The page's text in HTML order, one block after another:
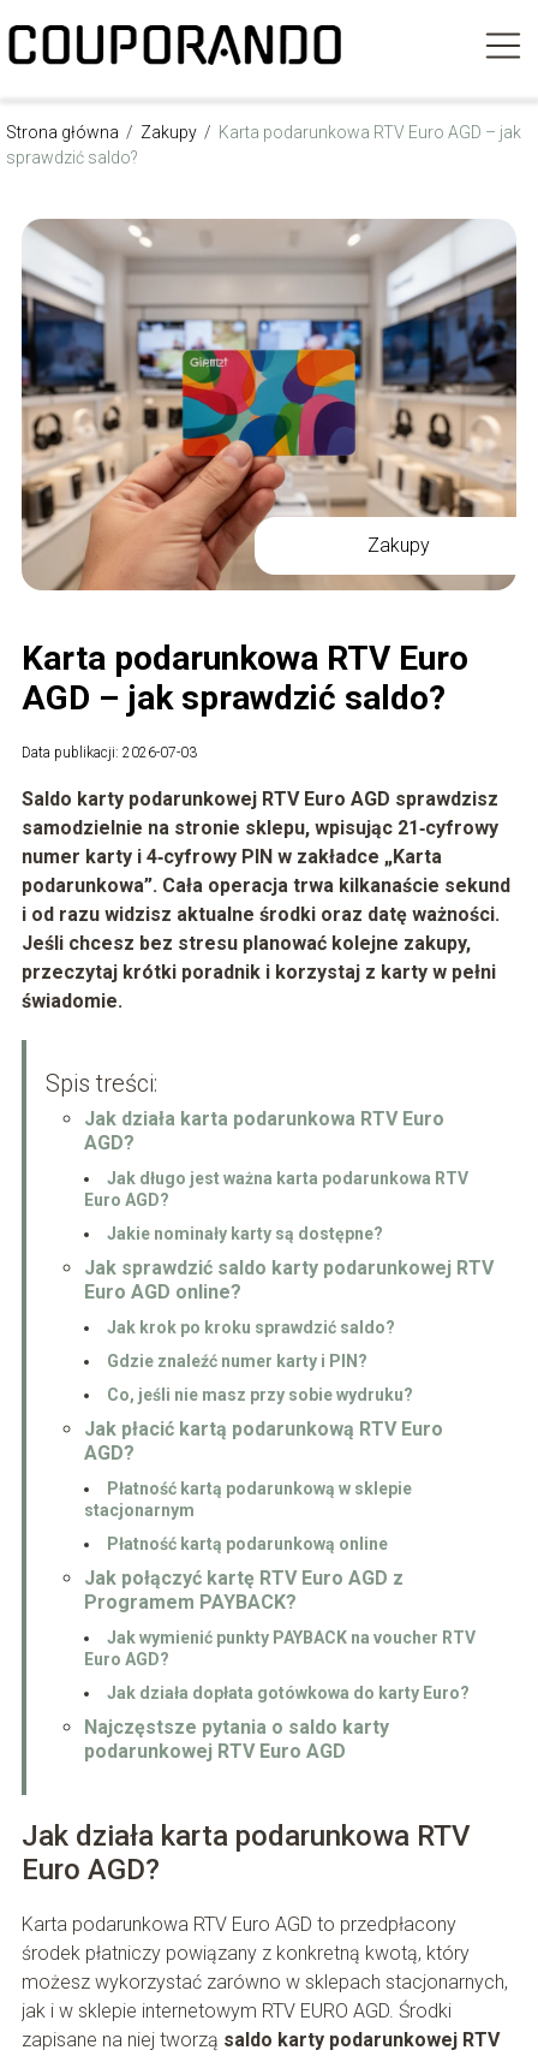
Strona główna / Zakupy / Karta podarunkowa RTV Euro AGD – jak
sprawdzić saldo?
Zakupy
Karta podarunkowa RTV Euro
AGD – jak sprawdzić saldo?
Data publikacji: 2026-07-03
Saldo karty podarunkowej RTV Euro AGD sprawdzisz
samodzielnie na stronie sklepu, wpisując 21‑cyfrowy
numer kartyi 4‑cyfrowy PINw zakładce „Karta
podarunkowa”. Cała operacja trwa kilkanaście sekund
i od razu widzisz aktualne środki oraz datę ważności.
Jeśli chcesz bez stresu planować kolejne zakupy,
przeczytaj krótki poradnik i korzystaj z karty w pełni
świadomie.
Spis treści:
Jak działa karta podarunkowa RTV Euro
AGD?
Jak długo jest ważna karta podarunkowa RTV
Euro AGD?
Jakie nominały karty są dostępne?
Jak sprawdzić saldo karty podarunkowej RTV
Euro AGD online?
Jak krok po kroku sprawdzić saldo?
Gdzie znaleźć numer karty i PIN?
Co, jeśli nie masz przy sobie wydruku?
Jak płacić kartą podarunkową RTV Euro
AGD?
Płatność kartą podarunkową w sklepie
stacjonarnym
Płatność kartą podarunkową online
Jak połączyć kartę RTV Euro AGD z
Programem PAYBACK?
Jak wymienić punkty PAYBACK na voucher RTV
Euro AGD?
Jak działa dopłata gotówkowa do karty Euro?
Najczęstsze pytania o saldo karty
podarunkowej RTV Euro AGD
Jak działa karta podarunkowa RTV
Euro AGD?
Karta podarunkowa RTV Euro AGD to przedpłacony
środek płatniczy powiązany z konkretną kwotą, który
możesz wykorzystać zarówno w sklepach stacjonarnych,
jak i w sklepie internetowym RTV EURO AGD. Środki
zapisane na niej tworzą saldo karty podarunkowej RTV